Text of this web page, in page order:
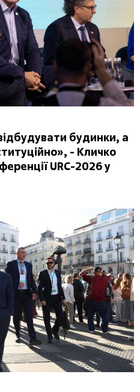
будинки, а
- Кличко
URC-2026 у